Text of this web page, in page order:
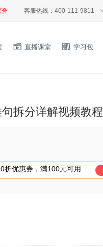
誉 客服热线：400-111-9811
直播课堂 学习包
拆分详解视频教程
折优惠券，满100元可用